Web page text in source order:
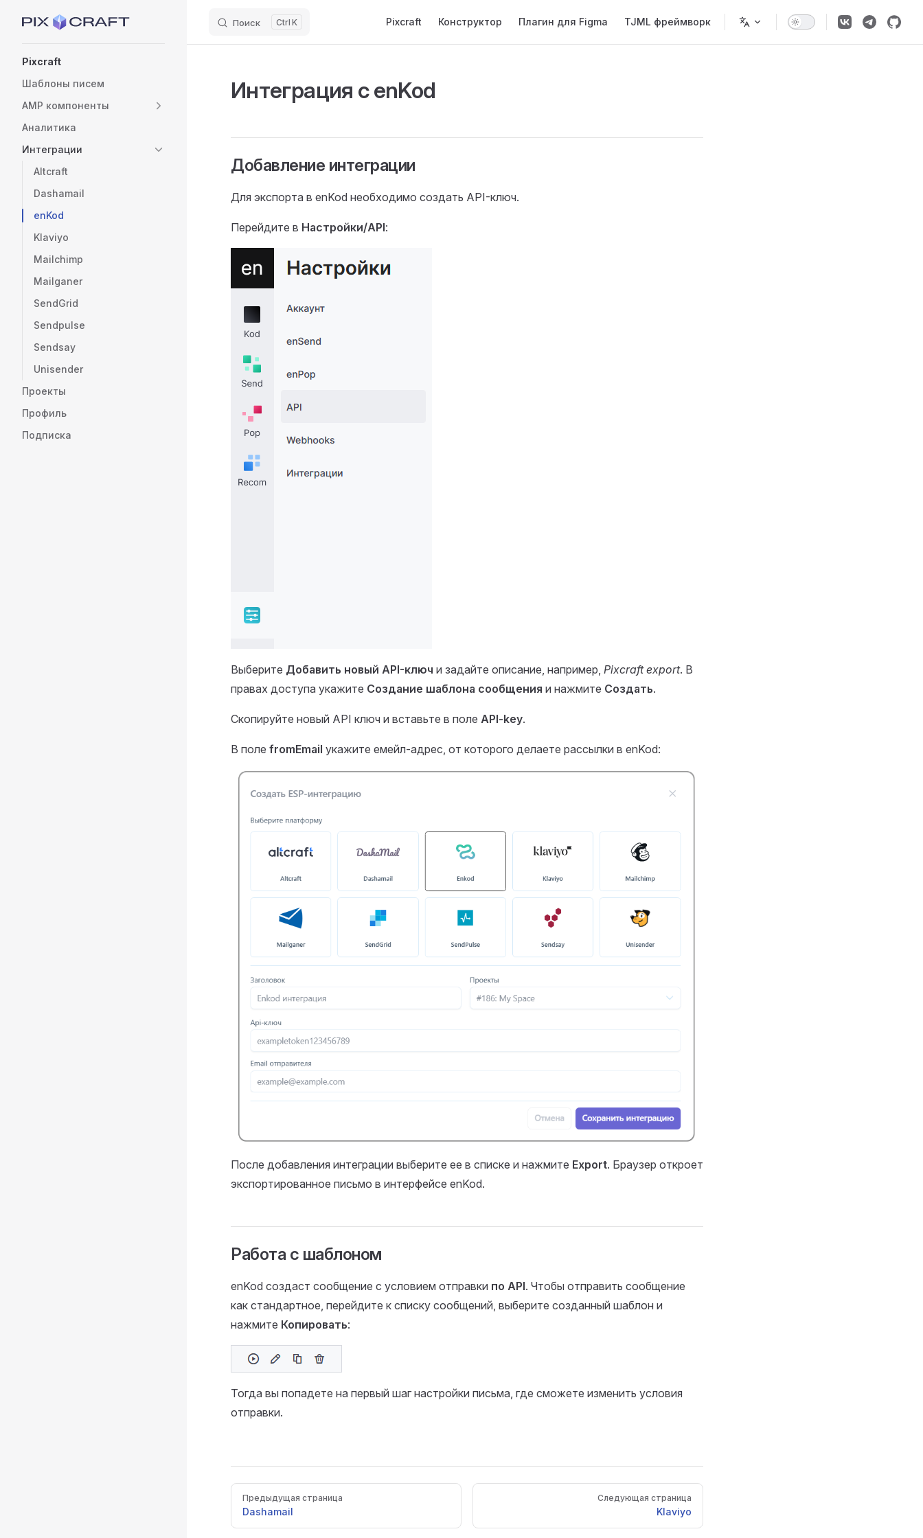
Skip to content Поиск K Pixcraft Конструктор Плагин для Figma TJML фреймворк
Pixcraft
Шаблоны писем
AMP компоненты
Аналитика
Интеграции
Altcraft
Dashamail
enKod
Klaviyo
Mailchimp
Mailganer
SendGrid
Sendpulse
Sendsay
Unisender
Проекты
Профиль
Подписка
Интеграция с enKod
Добавление интеграции
Для экспорта в enKod необходимо создать API-ключ.
Перейдите в Настройки/API:
Выберите Добавить новый API-ключ и задайте описание, например, Pixcraft export. В
правах доступа укажите Создание шаблона сообщения и нажмите Создать.
Скопируйте новый API ключ и вставьте в поле API-key.
В поле fromEmail укажите емейл-адрес, от которого делаете рассылки в enKod:
После добавления интеграции выберите ее в списке и нажмите Export. Браузер откроет
экспортированное письмо в интерфейсе enKod.
Работа с шаблоном
enKod создаст сообщение с условием отправки по API. Чтобы отправить сообщение
как стандартное, перейдите к списку сообщений, выберите созданный шаблон и
нажмите Копировать:
Тогда вы попадете на первый шаг настройки письма, где сможете изменить условия
отправки.
PagerПредыдущая страница
Dashamail
Следующая страница
Klaviyo